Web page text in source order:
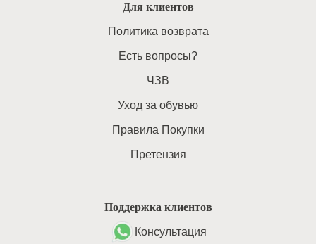
Для клиентов
Политика возврата
Есть вопросы?
ЧЗВ
Уход за обувью
Правила Покупки
Претензия
Поддержка клиентов
Консультация